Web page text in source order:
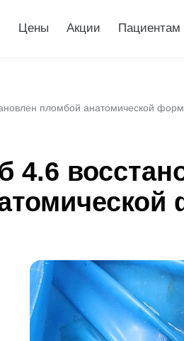
Цены Акции Пациентам
пломбой анатомической
4.6